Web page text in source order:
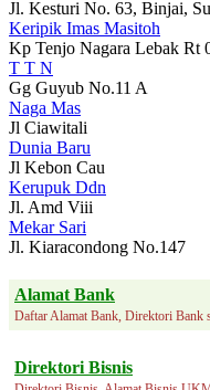
Jl. Kesturi No. 63, Binjai,
Keripik Imas Masitoh
Kp Tenjo Nagara Lebak Rt
T T N
Gg Guyub No.11 A
Naga Mas
Jl Ciawitali
Dunia Baru
Jl Kebon Cau
Kerupuk Ddn
Jl. Amd Viii
Mekar Sari
Jl. Kiaracondong No.147
Alamat Bank
Daftar Alamat Bank, Direktori Bank
Direktori Bisnis